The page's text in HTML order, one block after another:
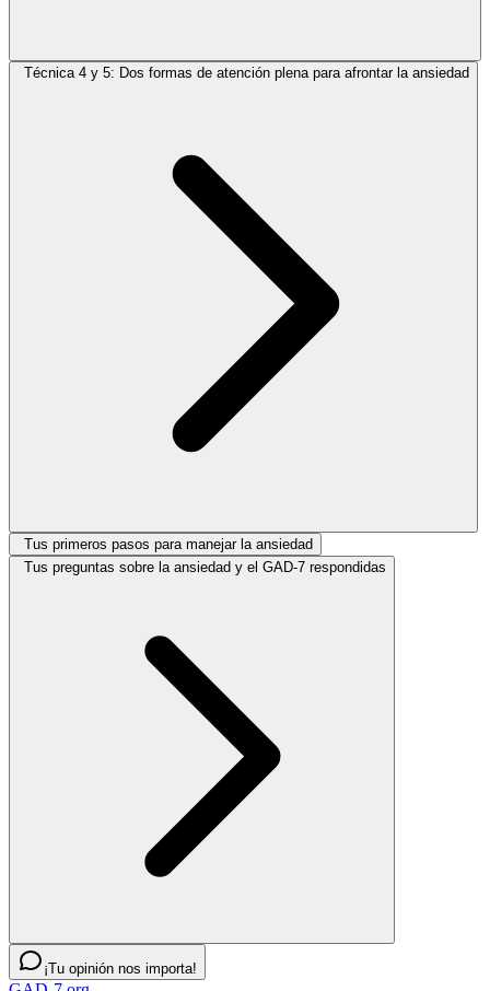
Técnica 4 y 5: Dos formas de atención plena para afrontar la ansiedad
Tus primeros pasos para manejar la ansiedad
Tus preguntas sobre la ansiedad y el GAD-7 respondidas
¡Tu opinión nos importa!